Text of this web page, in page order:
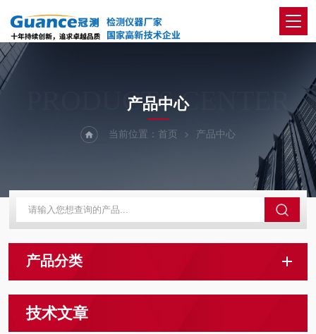
PRODUCTS CENTER
产品中心
当前位置： 首页 产品中心
产品分类
技术文章